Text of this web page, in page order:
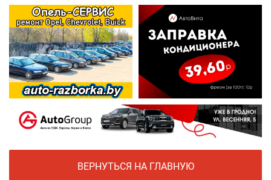
ВЕРНУТЬСЯ НА ГЛАВНУЮ